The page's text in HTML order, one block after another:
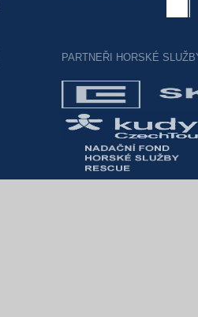
PARTNEŘI HORSKÉ